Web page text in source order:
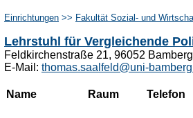
Einrichtungen >> Fakultät Sozial- und
Lehrstuhl für Vergleichende
Feldkirchenstraße 21, 96052
E-Mail: thomas.saalfeld@uni-
Name Raum Telefon